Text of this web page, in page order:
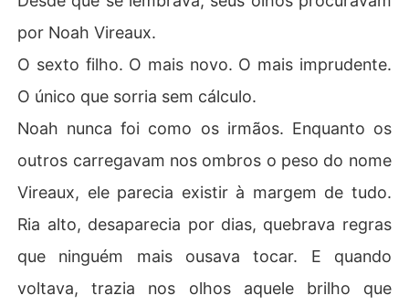
por Noah Vireaux.
O sexto filho. O mais novo. O mais imprudente.
O único que sorria sem cálculo.
Noah nunca foi como os irmãos. Enquanto os
outros carregavam nos ombros o peso do nome
Vireaux, ele parecia existir à margem de tudo.
Ria alto, desaparecia por dias, quebrava regras
que ninguém mais ousava tocar. E quando
voltava, trazia nos olhos aquele brilho que